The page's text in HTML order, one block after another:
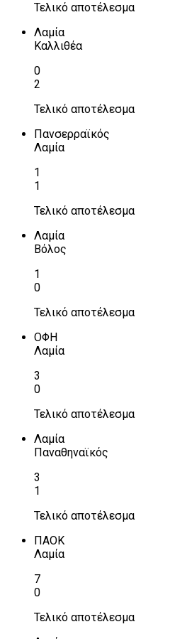
Τελικό αποτέλεσμα
Λαμία
Καλλιθέα
0
2
Τελικό αποτέλεσμα
Πανσερραϊκός
Λαμία
1
1
Τελικό αποτέλεσμα
Λαμία
Βόλος
1
0
Τελικό αποτέλεσμα
ΟΦΗ
Λαμία
3
0
Τελικό αποτέλεσμα
Λαμία
Παναθηναϊκός
3
1
Τελικό αποτέλεσμα
ΠΑΟΚ
Λαμία
7
0
Τελικό αποτέλεσμα